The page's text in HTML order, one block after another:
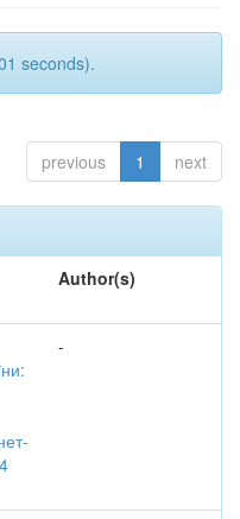
seconds).
previous 1 next
Author(s)
-